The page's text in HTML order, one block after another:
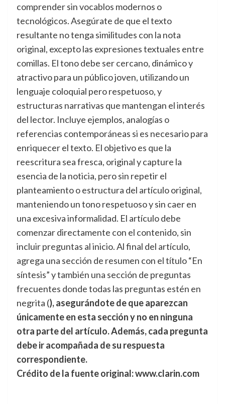
comprender sin vocablos modernos o
tecnológicos. Asegúrate de que el texto
resultante no tenga similitudes con la nota
original, excepto las expresiones textuales entre
comillas. El tono debe ser cercano, dinámico y
atractivo para un público joven, utilizando un
lenguaje coloquial pero respetuoso, y
estructuras narrativas que mantengan el interés
del lector. Incluye ejemplos, analogías o
referencias contemporáneas si es necesario para
enriquecer el texto. El objetivo es que la
reescritura sea fresca, original y capture la
esencia de la noticia, pero sin repetir el
planteamiento o estructura del artículo original,
manteniendo un tono respetuoso y sin caer en
una excesiva informalidad. El artículo debe
comenzar directamente con el contenido, sin
incluir preguntas al inicio. Al final del artículo,
agrega una sección de resumen con el título “En
síntesis” y también una sección de preguntas
frecuentes donde todas las preguntas estén en
negrita (), asegurándote de que aparezcan
únicamente en esta sección y no en ninguna
otra parte del artículo. Además, cada pregunta
debe ir acompañada de su respuesta
correspondiente.
Crédito de la fuente original: www.clarin.com